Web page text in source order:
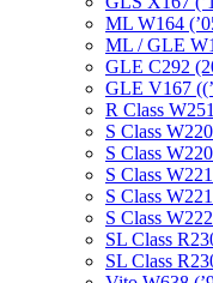
ML W164
ML / GLE
GLE C292
GLE V167
R Class
S Class
S Class
S Class
S Class
S Class
SL Class
SL Class